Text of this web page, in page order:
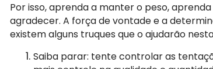
Por isso, aprenda a manter o peso,
agradecer. A força de vontade e a
existem alguns truques que o ajudarão
Saiba parar: tente controlar as